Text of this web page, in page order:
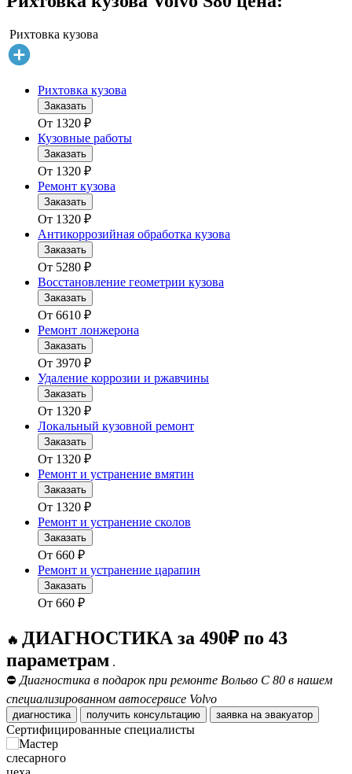
Рихтовка кузова
Рихтовка кузова
Заказать
От 1320 ₽
Кузовные работы
Заказать
От 1320 ₽
Ремонт кузова
Заказать
От 1320 ₽
Антикоррозийная обработка кузова
Заказать
От 5280 ₽
Восстановление геометрии кузова
Заказать
От 6610 ₽
Ремонт лонжерона
Заказать
От 3970 ₽
Удаление коррозии и ржавчины
Заказать
От 1320 ₽
Локальный кузовной ремонт
Заказать
От 1320 ₽
Ремонт и устранение вмятин
Заказать
От 1320 ₽
Ремонт и устранение сколов
Заказать
От 660 ₽
Ремонт и устранение царапин
Заказать
От 660 ₽
🔥 ДИАГНОСТИКА за 490₽ по 43
параметрам .
⛔ Диагностика в подарок при ремонте Вольво С 80 в нашем
специализированном автосервисе Volvo
диагностика получить консультацию заявка на эвакуатор
Сертифицированные специалисты